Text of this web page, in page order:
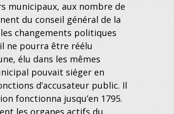
municipaux, aux nombre de
du conseil général de la
changements politiques
ne pourra être réélu
élu dans les mêmes
pouvait siéger en
d’accusateur public. Il
fonctionna jusqu’en 1795.
les organes actifs du